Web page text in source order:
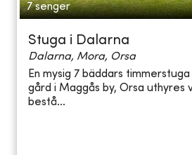
7 senger
Stuga i Dalarna
Dalarna, Mora, Orsa
En mysig 7 bäddars
gård i Maggås by, Orsa uthyres
bestå...